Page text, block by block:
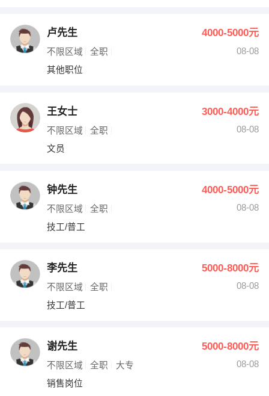
卢先生 4000-5000元
不限区域 全职
08-08
其他职位
王女士 3000-4000元
不限区域 全职
08-08
文员
钟先生 4000-5000元
不限区域 全职
08-08
技工/普工
李先生 5000-8000元
不限区域 全职
08-08
技工/普工
谢先生 5000-8000元
不限区域 全职 大专
08-08
销售岗位